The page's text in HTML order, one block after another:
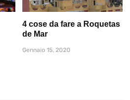
4 cose da fare a Roquetas
de Mar
Gennaio 15, 2020